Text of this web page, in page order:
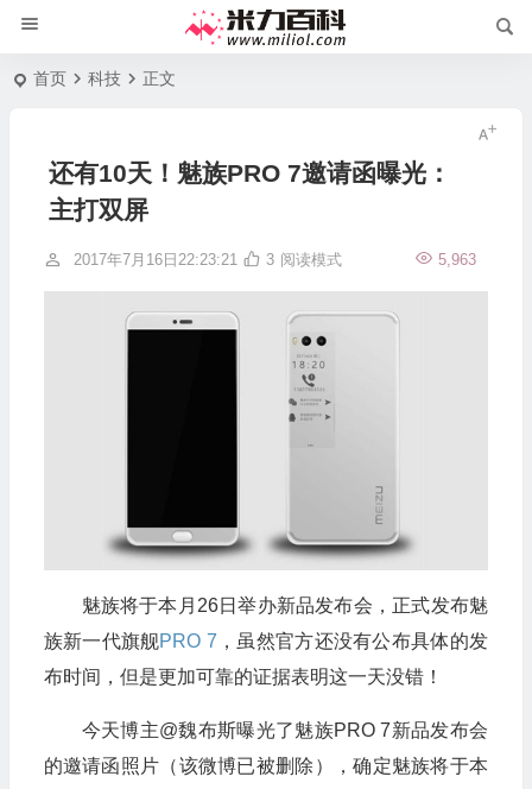
首页 科技 正文
还有10天！魅族PRO 7邀请函曝光：
主打双屏
2017年7月16日22:23:21 5,963
3 阅读模式
魅族将于本月26日举办新品发布会，正式发布魅
族新一代旗舰PRO 7 ，虽然官方还没有公布具体的发
布时间，但是更加可靠的证据表明这一天没错！
今天博主@魏布斯曝光了魅族PRO 7新品发布会
的邀请函照片（该微博已被删除），确定魅族将于本